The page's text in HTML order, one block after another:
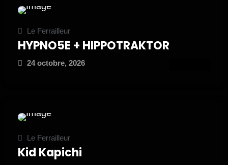
Le Ferrailleur
HYPNO5E + HIPPOTRAKTOR
24 octobre, 2026
Le Ferrailleur
Kid Kapichi